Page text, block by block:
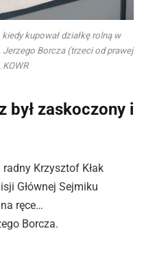
kupował działkę rolną w
Jerzego Borcza (trzeci od prawej
był zaskoczony i
Krzysztof Kłak
Głównej Sejmiku
ręce…
Borcza.